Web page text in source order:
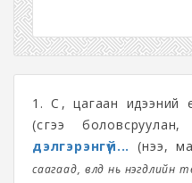
1. Сүү, цагаан идээний
(сүүгээ
дэлгэрэнгүй... (үнээ,
саагаад, өвөлд нь нэгдлийн